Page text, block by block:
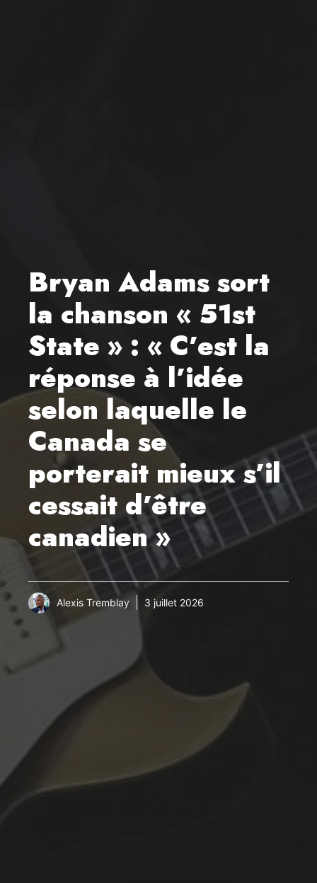
Bryan Adams sort
la chanson « 51st
State » : « C’est la
réponse à l’idée
selon laquelle le
Canada se
porterait mieux s’il
cessait d’être
canadien »
Alexis Tremblay 3 juillet 2026